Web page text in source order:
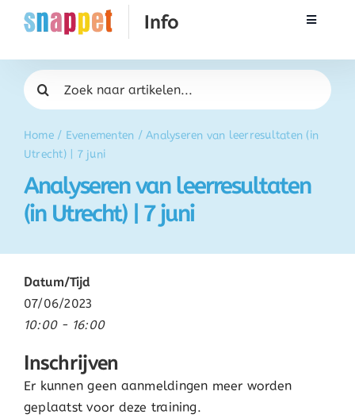
naar
Toggle
Rekenen
Taal & Spelling
Werken met Snappet
Training
FAQ
Home/ Evenementen /Analyseren van leerresultaten (in
Utrecht) | 7 juni
Analyseren van leerresultaten
(in Utrecht) | 7 juni
Zoeken
naar:
Datum/Tijd
07/06/2023
10:00 - 16:00
Inschrijven
Er kunnen geen aanmeldingen meer worden
geplaatst voor deze training.